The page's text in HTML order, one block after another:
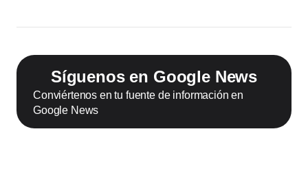
Síguenos en Google News
Conviértenos en tu fuente de información en
Google News